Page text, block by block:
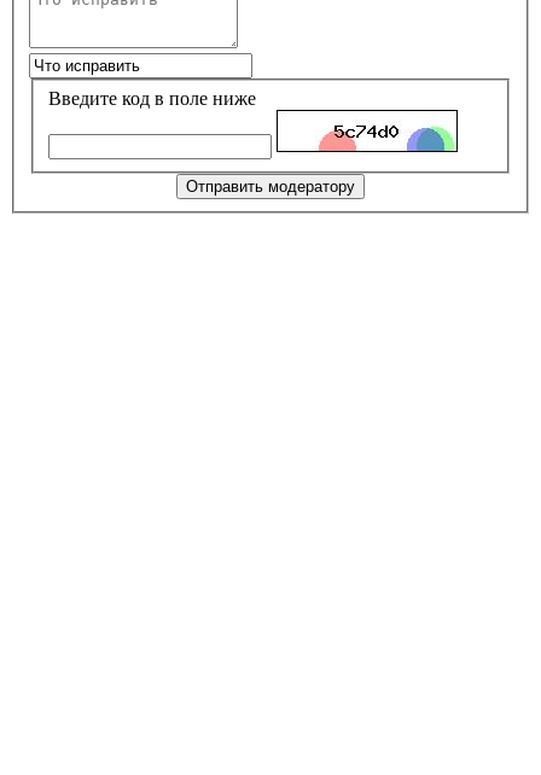
Введите код в поле ниже
Отправить модератору